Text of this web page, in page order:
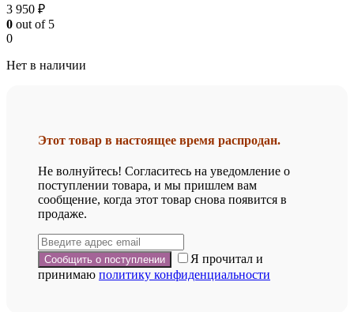
3 950 ₽
0 out of 5
0
Нет в наличии
Этот товар в настоящее время распродан.
Не волнуйтесь! Согласитесь на уведомление о
поступлении товара, и мы пришлем вам
сообщение, когда этот товар снова появится в
продаже.
Я прочитал и
принимаю политику конфиденциальности